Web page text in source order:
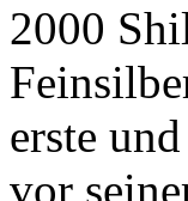
2000
erste
vor